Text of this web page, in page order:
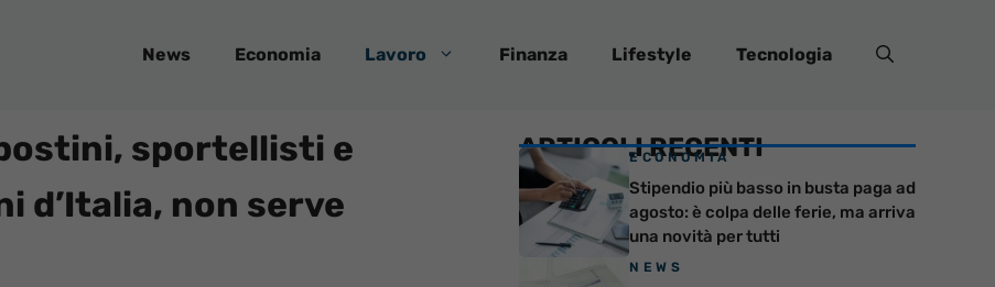
News Economia Lavoro Finanza Lifestyle Tecnologia
sportellisti e
d’Italia, non serve
ARTICOLI RECENTI
ECONOMIA
Stipendio più basso in busta paga ad
agosto: è colpa delle ferie, ma arriva
una novità per tutti
NEWS